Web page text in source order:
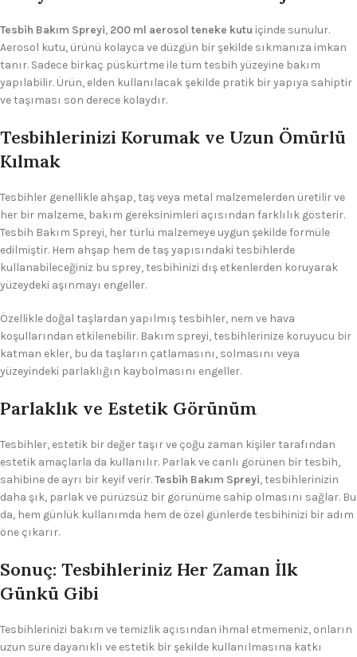
Tesbih Bakım Spreyi, 200 ml aerosol teneke kutu içinde sunulur.
Aerosol kutu, ürünü kolayca ve düzgün bir şekilde sıkmanıza imkan
tanır. Sadece birkaç püskürtme ile tüm tesbih yüzeyine bakım
yapılabilir. Ürün, elden kullanılacak şekilde pratik bir yapıya sahiptir
ve taşıması son derece kolaydır.
Tesbihlerinizi Korumak ve Uzun Ömürlü
Kılmak
Tesbihler genellikle ahşap, taş veya metal malzemelerden üretilir ve
her bir malzeme, bakım gereksinimleri açısından farklılık gösterir.
Tesbih Bakım Spreyi, her türlü malzemeye uygun şekilde formüle
edilmiştir. Hem ahşap hem de taş yapısındaki tesbihlerde
kullanabileceğiniz bu sprey, tesbihinizi dış etkenlerden koruyarak
yüzeydeki aşınmayı engeller.
Özellikle doğal taşlardan yapılmış tesbihler, nem ve hava
koşullarından etkilenebilir. Bakım spreyi, tesbihlerinize koruyucu bir
katman ekler, bu da taşların çatlamasını, solmasını veya
yüzeyindeki parlaklığın kaybolmasını engeller.
Parlaklık ve Estetik Görünüm
Tesbihler, estetik bir değer taşır ve çoğu zaman kişiler tarafından
estetik amaçlarla da kullanılır. Parlak ve canlı görünen bir tesbih,
sahibine de ayrı bir keyif verir.Tesbih Bakım Spreyi, tesbihlerinizin
daha şık, parlak ve pürüzsüz bir görünüme sahip olmasını sağlar. Bu
da, hem günlük kullanımda hem de özel günlerde tesbihinizi bir adım
öne çıkarır.
Sonuç: Tesbihleriniz Her Zaman İlk
Günkü Gibi
Tesbihlerinizi bakım ve temizlik açısından ihmal etmemeniz, onların
uzun süre dayanıklı ve estetik bir şekilde kullanılmasına katkı